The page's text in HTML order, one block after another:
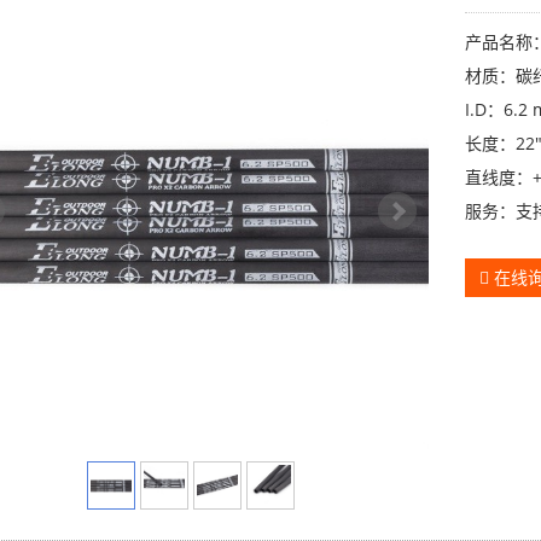
产品名称
材质：碳
I.D：6.2
长度：
直线度：
服务：支
在线